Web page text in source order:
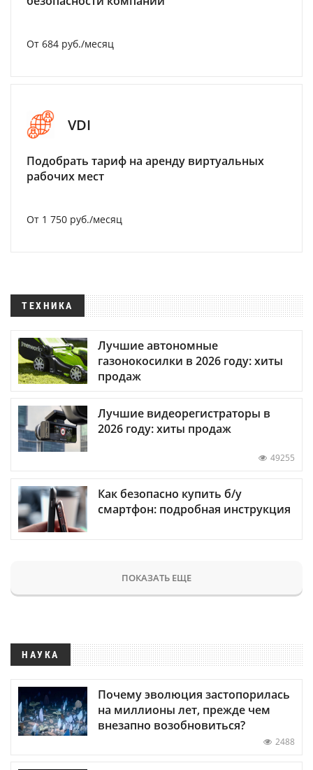
От 684 руб./месяц
VDI
Подобрать тариф на аренду виртуальных
рабочих мест
От 1 750 руб./месяц
ТЕХНИКА
Лучшие автономные
газонокосилки в 2026 году: хиты
продаж
Лучшие видеорегистраторы в
2026 году: хиты продаж
49255
Как безопасно купить б/у
смартфон: подробная инструкция
ПОКАЗАТЬ ЕЩЕ
НАУКА
Почему эволюция застопорилась
на миллионы лет, прежде чем
внезапно возобновиться?
2488